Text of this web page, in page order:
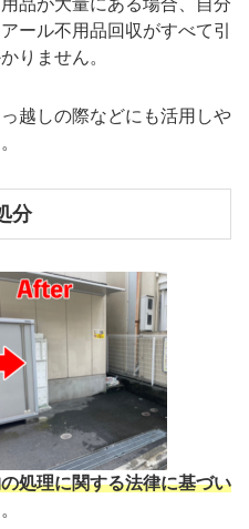
品が大量にある場合、自分
ール不用品回収がすべて引
りません。
越しの際などにも活用しや
分
処理に関する法律に基づい